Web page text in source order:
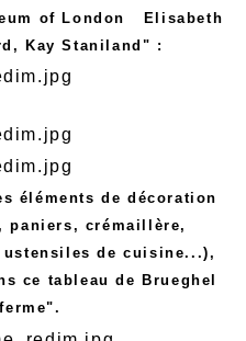
of London Elisabeth
Kay Staniland" :
éléments de décoration
paniers, crémaillère,
de cuisine...),
ce tableau de Brueghel